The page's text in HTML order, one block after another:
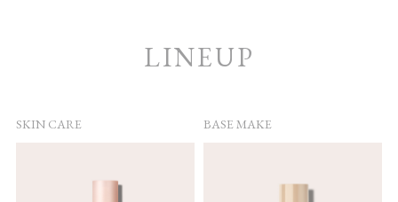
LINEUP
SKIN CARE BASE MAKE